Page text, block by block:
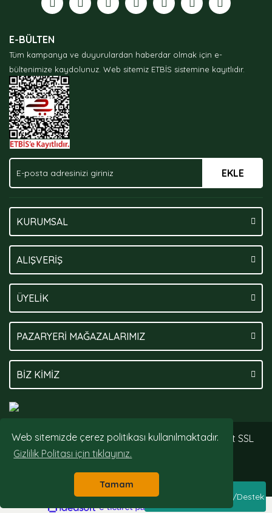
Web sitemizde çerez politikası kullanılmaktadır.
Gizlilik Politası için tıklayınız.
Tamam
Whatsapp Sipariş/Destek
E-BÜLTEN
Tüm kampanya ve duyurulardan haberdar olmak için e-
bültenimize kaydolunuz. Web sitemiz ETBİS sistemine kayıtlıdır.
EKLE
KURUMSAL
ALIŞVERİŞ
ÜYELİK
PAZARYERİ MAĞAZALARIMIZ
BİZ KİMİZ
© Tüm hakları saklıdır. Kredi kartı bilgileriniz 256bit SSL
sertifikası ile korunmaktadır.
ideasoft e- ile